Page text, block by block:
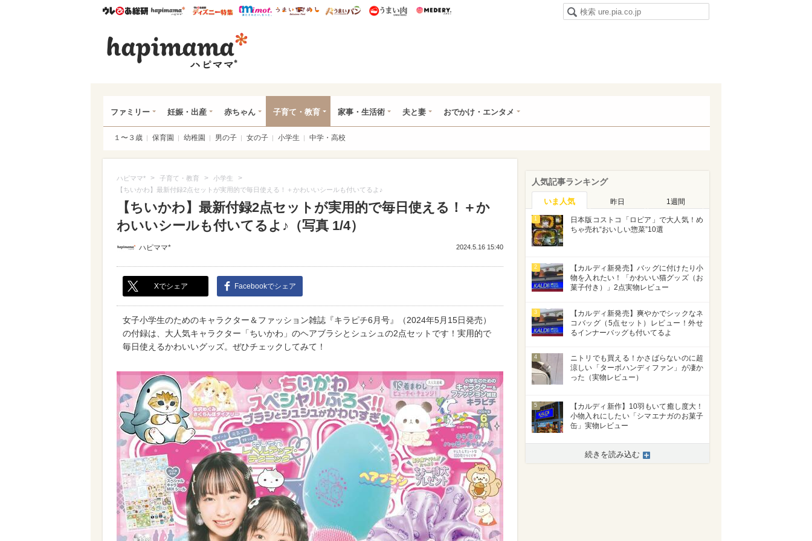
ウレぴあ総研ハピママ* ウレぴあ総研 ディズニー特集
mimot. うまいめし うまいパン うまい肉
ファミリー 妊娠・出産 赤ちゃん 子育て・教育 家事・生活術 夫と妻 おでかけ・エンタメ
１〜３歳 保育園 幼稚園 男の子 女の子 小学生 中学・高校
ハピママ* > 子育て・教育 > 小学生 >
【ちいかわ】最新付録2点セットが実用的で毎日使える！＋かわいいシールも付いてるよ♪
【ちいかわ】最新付録2点セットが実用的で毎日使える！＋か
わいいシールも付いてるよ♪（写真 1/4）
ハピママ* 2024.5.16 15:40
Xでシェア Facebookでシェア
女子小学生のためのキャラクター＆ファッション雑誌『キラピチ6月号』（2024年5月15日発売）
の付録は、大人気キャラクター「ちいかわ」のヘアブラシとシュシュの2点セットです！実用的で
毎日使えるかわいいグッズ。ぜひチェックしてみて！
人気記事ランキング
いま人気 昨日 1週間
1
日本版コストコ「ロピア」で大人気！め
ちゃ売れ“おいしい惣菜”10選
2
【カルディ新発売】バッグに付けたり小
物を入れたい！「かわいい猫グッズ（お
菓子付き）」2点実物レビュー
3
【カルディ新発売】爽やかでシックなネ
コバッグ（5点セット）レビュー！外せ
るインナーバッグも付いてるよ
4
ニトリでも買える！かさばらないのに超
涼しい「ターボハンディファン」が凄か
った（実物レビュー）
5
【カルディ新作】10羽もいて癒し度大！
小物入れにしたい「シマエナガのお菓子
缶」実物レビュー
続きを読み込む